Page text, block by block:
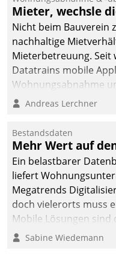
künftige Aufgaben und
Herausforderungen
gerüstet.
Mieter, wechsle
Nicht beim Bauverein
nachhaltige
Mieterbetreuung. Seit
Datatrains mobile
Wohnungsabnahme
Mieter wohlgeordnet
Andreas Lerchner
Bestandsdaten
Mehr Wert auf
Ein belastbarer
liefert
Megatrends
doch vielerorts muss
Mobile Lösungen sind
Sabine Wiedemann